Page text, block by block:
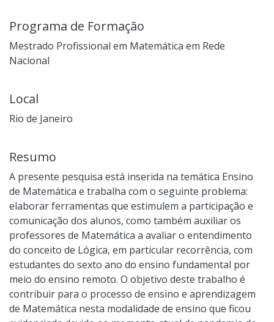
Programa de Formação
Mestrado Profissional em Matemática em Rede
Nacional
Local
Rio de Janeiro
Resumo
A presente pesquisa está inserida na temática Ensino
de Matemática e trabalha com o seguinte problema:
elaborar ferramentas que estimulem a participação e
comunicação dos alunos, como também auxiliar os
professores de Matemática a avaliar o entendimento
do conceito de Lógica, em particular recorrência, com
estudantes do sexto ano do ensino fundamental por
meio do ensino remoto. O objetivo deste trabalho é
contribuir para o processo de ensino e aprendizagem
de Matemática nesta modalidade de ensino que ficou